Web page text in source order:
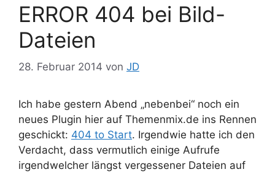
ERROR 404 bei Bild-
Dateien
28. Februar 2014 von JD
Ich habe gestern Abend „nebenbei“ noch ein
neues Plugin hier auf Themenmix.de ins Rennen
geschickt: 404 to Start. Irgendwie hatte ich den
Verdacht, dass vermutlich einige Aufrufe
irgendwelcher längst vergessener Dateien auf